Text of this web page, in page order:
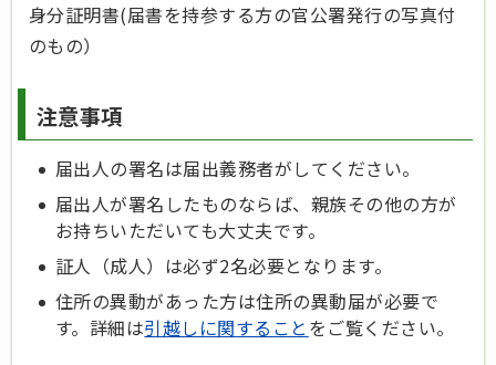
身分証明書(届書を持参する方の官公署発行の写真付
のもの）
注意事項
届出人の署名は届出義務者がしてください。
届出人が署名したものならば、親族その他の方が
お持ちいただいても大丈夫です。
証人（成人）は必ず2名必要となります。
住所の異動があった方は住所の異動届が必要で
す。詳細は引越しに関すること をご覧ください。